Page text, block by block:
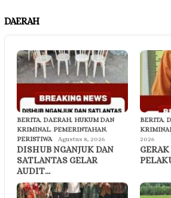
DAERAH
BERITA, DAERAH, HUKUM DAN
KRIMINAL, PEMERINTAHAN,
PERISTIWA
Agustus 8, 2026
DISHUB NGANJUK DAN
SATLANTAS GELAR
AUDIT…
BERITA,
2026